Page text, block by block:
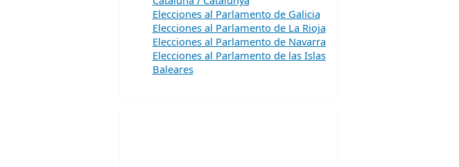
Elecciones al Parlamento de Galicia
Elecciones al Parlamento de La Rioja
Elecciones al Parlamento de Navarra
Elecciones al Parlamento de las Islas
Baleares